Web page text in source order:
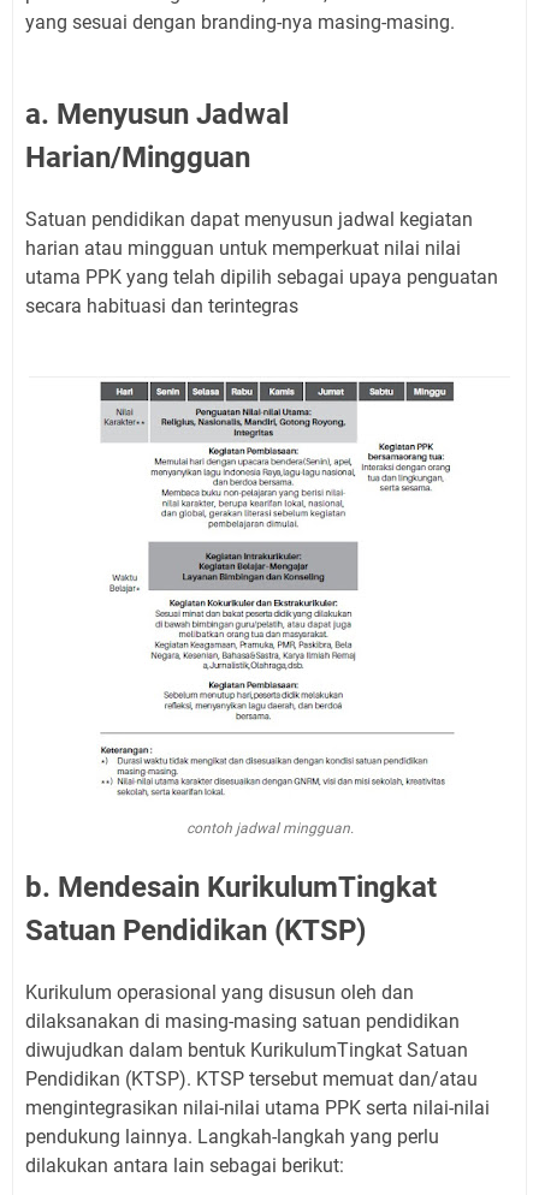
yang sesuai dengan branding-nya masing-masing.
a. Menyusun Jadwal
Harian/Mingguan
Satuan pendidikan dapat menyusun jadwal kegiatan
harian atau mingguan untuk memperkuat nilai nilai
utama PPK yang telah dipilih sebagai upaya penguatan
secara habituasi dan terintegras
contoh jadwal mingguan.
b. Mendesain KurikulumTingkat
Satuan Pendidikan (KTSP)
Kurikulum operasional yang disusun oleh dan
dilaksanakan di masing-masing satuan pendidikan
diwujudkan dalam bentuk KurikulumTingkat Satuan
Pendidikan (KTSP). KTSP tersebut memuat dan/atau
mengintegrasikan nilai-nilai utama PPK serta nilai-nilai
pendukung lainnya. Langkah-langkah yang perlu
dilakukan antara lain sebagai berikut: